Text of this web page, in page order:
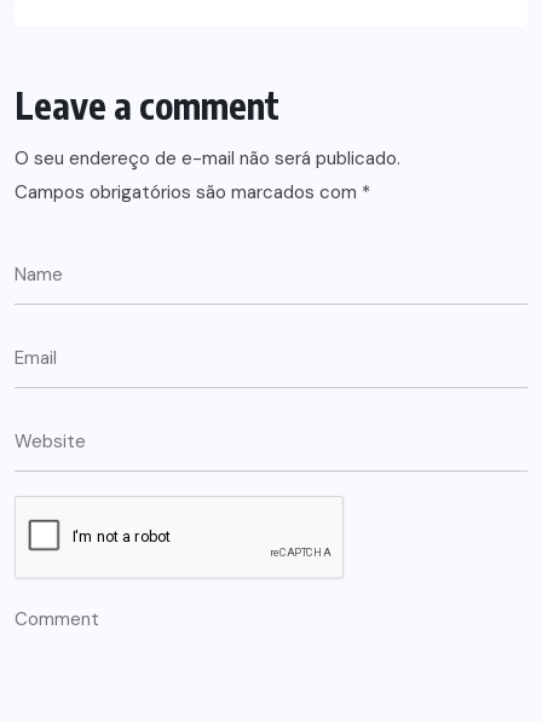
Leave a comment
O seu endereço de e-mail não será publicado.
Campos obrigatórios são marcados com *